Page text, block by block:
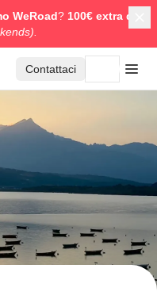
WeRoad? 100€ extra di
Contattaci